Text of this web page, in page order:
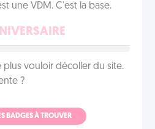
une VDM. C'est la base.
plus vouloir décoller du site.
?
BADGES À TROUVER